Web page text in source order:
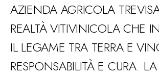
AZIENDA AGRICOLA
REALTÀ VITIVINICOLA CHE
IL LEGAME TRA TERRA E
RESPONSABILITÀ E CURA. LA